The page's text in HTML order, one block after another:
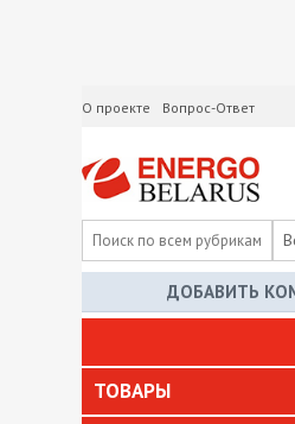
О проекте Вопрос-Ответ
ДОБАВИТЬ
ТОВАРЫ